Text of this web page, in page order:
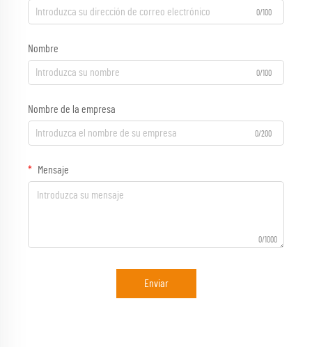
0/100
Nombre
0/100
Nombre de la empresa
0/200
Mensaje
0/1000
Enviar